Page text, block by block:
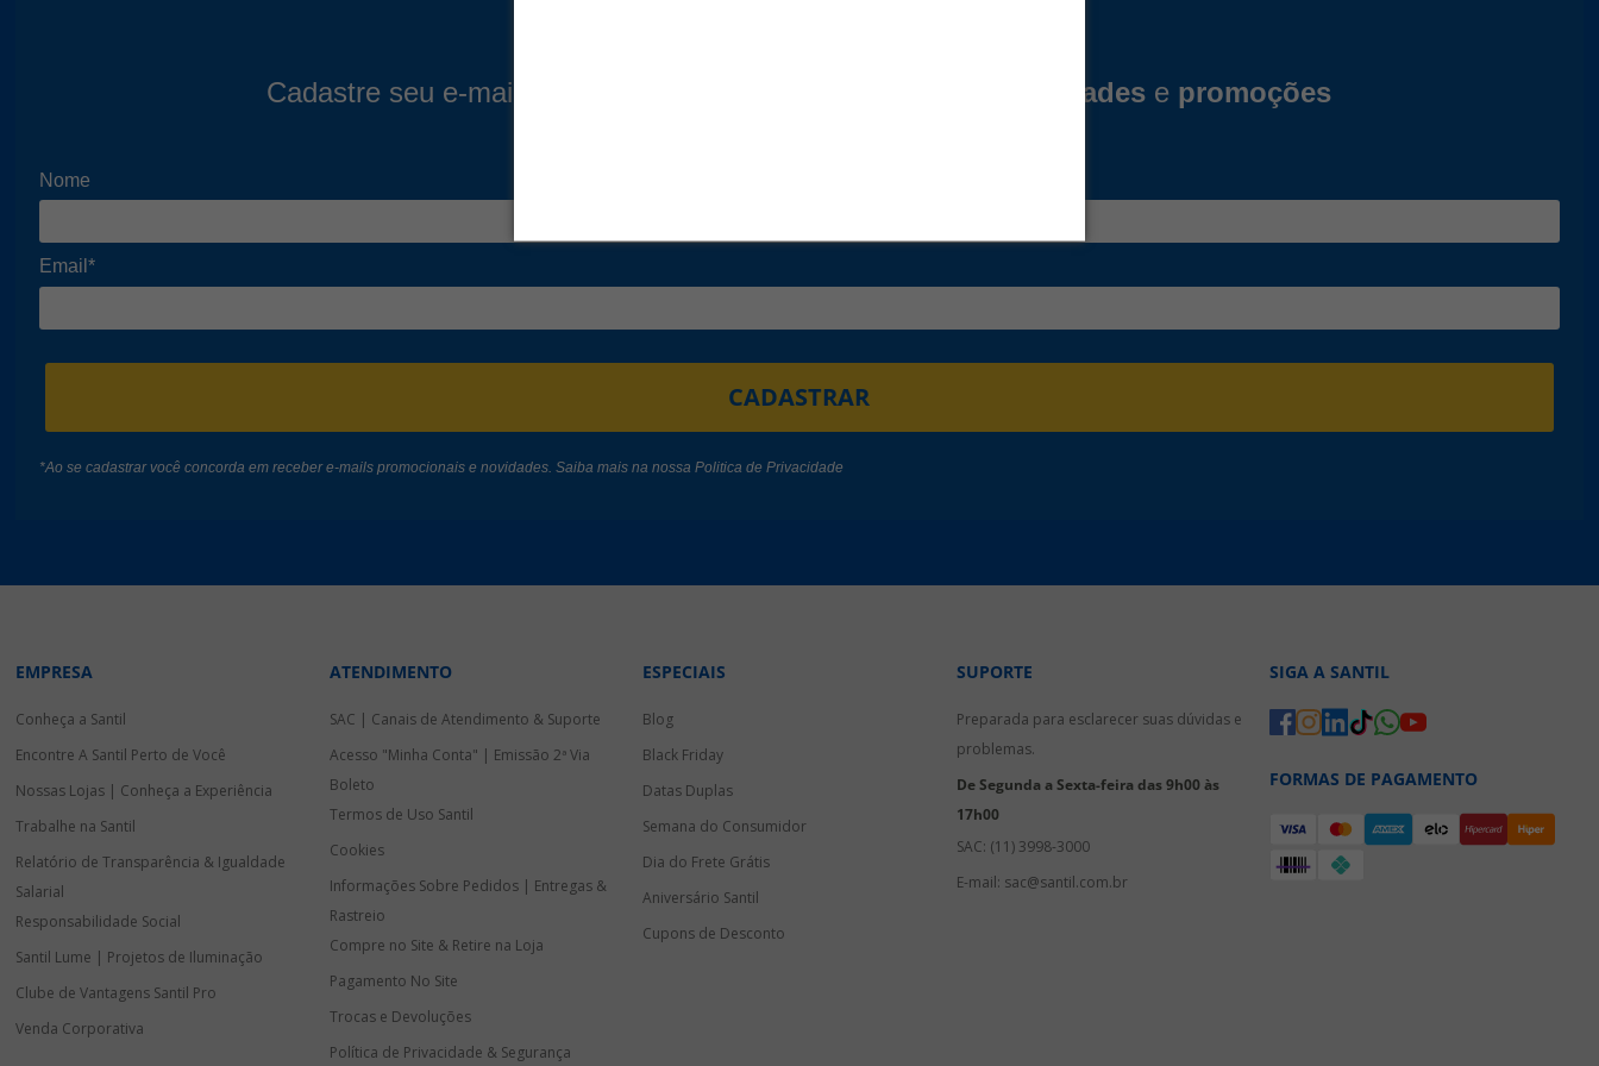
Cadastre seu e-mail para ficar por dentro de todas nossas novidades e promoções
Nome
Email*
CADASTRAR
*Ao se cadastrar você concorda em receber e-mails promocionais e novidades. Saiba mais na nossaPolitica de Privacidade
EMPRESA
Conheça a Santil
Encontre A Santil Perto de Você
Nossas Lojas | Conheça a Experiência
Trabalhe na Santil
Relatório de Transparência & Igualdade
Salarial
Responsabilidade Social
Santil Lume | Projetos de Iluminação
Clube de Vantagens Santil Pro
Venda Corporativa
ATENDIMENTO
SAC | Canais de Atendimento & Suporte
Acesso "Minha Conta" | Emissão 2ª Via
Boleto
Termos de Uso Santil
Cookies
Informações Sobre Pedidos | Entregas &
Rastreio
Compre no Site & Retire na Loja
Pagamento No Site
Trocas e Devoluções
Política de Privacidade & Segurança
ESPECIAIS
Blog
Black Friday
Datas Duplas
Semana do Consumidor
Dia do Frete Grátis
Aniversário Santil
Cupons de Desconto
SUPORTE
Preparada para esclarecer suas dúvidas e
problemas.
De Segunda a Sexta-feira das 9h00 às
17h00
SAC: (11) 3998-3000
E-mail: sac@santil.com.br
SIGA A SANTIL
FORMAS DE PAGAMENTO